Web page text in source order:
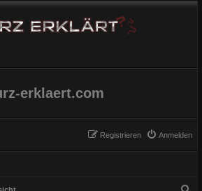
erklaert.com
Anmelden
Registrieren